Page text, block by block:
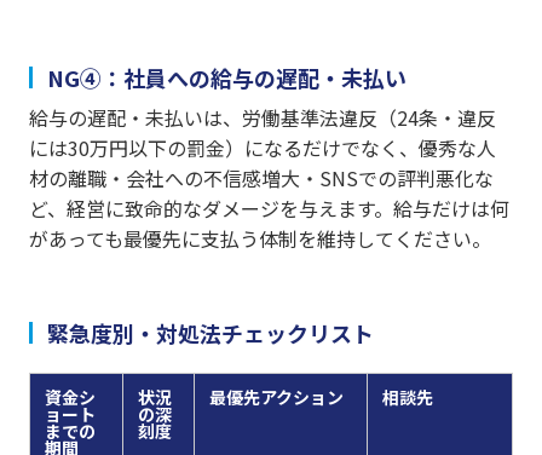
NG④：社員への給与の遅配・未払い
給与の遅配・未払いは、労働基準法違反（24条・違反
には30万円以下の罰金）になるだけでなく、優秀な人
材の離職・会社への不信感増大・SNSでの評判悪化な
ど、経営に致命的なダメージを与えます。給与だけは何
があっても最優先に支払う体制を維持してください。
緊急度別・対処法チェックリスト
資金シ
ョート
までの
期間
状況
の深
刻度
最優先アクション 相談先